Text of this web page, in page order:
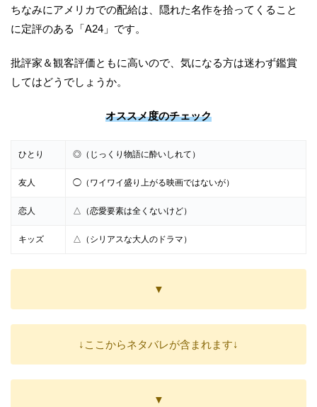
ちなみにアメリカでの配給は、隠れた名作を拾ってくること
に定評のある「A24」です。
批評家＆観客評価ともに高いので、気になる方は迷わず鑑賞
してはどうでしょうか。
オススメ度のチェック
ひとり ◎（じっくり物語に酔いしれて）
友人 ◯（ワイワイ盛り上がる映画ではないが）
恋人 △（恋愛要素は全くないけど）
キッズ △（シリアスな大人のドラマ）
▼
↓ここからネタバレが含まれます↓
▼